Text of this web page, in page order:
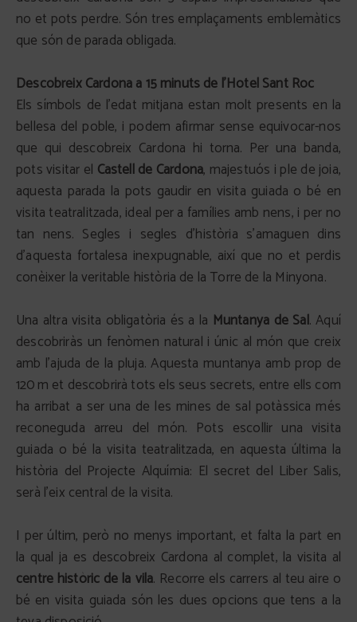
no et pots perdre. Són tres emplaçaments emblemàtics
que són de parada obligada.
Descobreix Cardona a 15 minuts de l'Hotel Sant Roc
Els símbols de l'edat mitjana estan molt presents en la
bellesa del poble, i podem afirmar sense equivocar-nos
que qui descobreix Cardona hi torna. Per una banda,
pots visitar el Castell de Cardona, majestuós i ple de joia,
aquesta parada la pots gaudir en visita guiada o bé en
visita teatralitzada, ideal per a famílies amb nens, i per no
tan nens. Segles i segles d'història s'amaguen dins
d'aquesta fortalesa inexpugnable, així que no et perdis
conèixer la veritable història de la Torre de la Minyona.
Una altra visita obligatòria és a la Muntanya de Sal. Aquí
descobriràs un fenòmen natural i únic al món que creix
amb l'ajuda de la pluja. Aquesta muntanya amb prop de
120 m et descobrirà tots els seus secrets, entre ells com
ha arribat a ser una de les mines de sal potàssica més
reconeguda arreu del món. Pots escollir una visita
guiada o bé la visita teatralitzada, en aquesta última la
història del Projecte Alquímia: El secret del Liber Salis,
serà l'eix central de la visita.
I per últim, però no menys important, et falta la part en
la qual ja es descobreix Cardona al complet, la visita al
centre històric de la vila. Recorre els carrers al teu aire o
bé en visita guiada són les dues opcions que tens a la